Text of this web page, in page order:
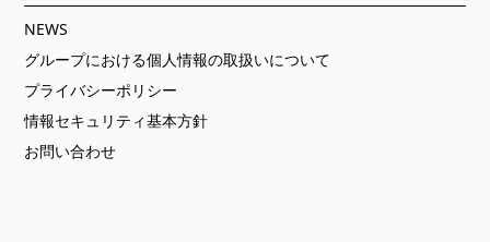
NEWS
グループにおける個人情報の取扱いについて
プライバシーポリシー
情報セキュリティ基本方針
お問い合わせ